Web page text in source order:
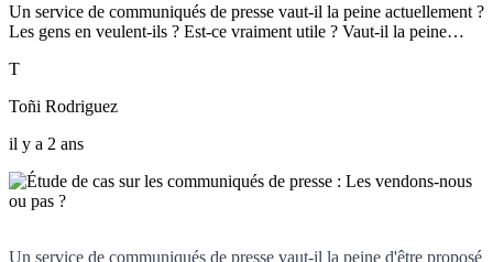
Un service de communiqués de presse vaut-il la peine actuellement ?
Les gens en veulent-ils ? Est-ce vraiment utile ? Vaut-il la peine…
T
Toñi Rodriguez
il y a 2 ans
Un service de communiqués de presse vaut-il la peine d'être proposé